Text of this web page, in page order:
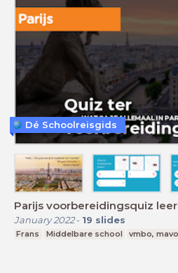
Parijs voorbereidingsquiz
January 2022- 19 slides
Frans Middelbare school vmbo,
Dé Schoolreisgids